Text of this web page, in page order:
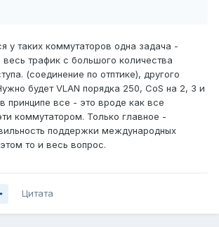
у таких коммутаторов одна задача -
весь трафик с большого количества
(соединение по отптике), другого
будет VLAN порядка 250, CoS на 2, 3 и
принципе все - это вроде как все
коммутатором. Только главное -
поддержки международных
то и весь вопрос.
Цитата